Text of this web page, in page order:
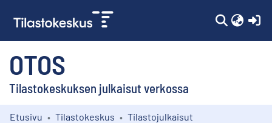
OTOS
Tilastokeskuksen julkaisut verkossa
Etusivu Tilastokeskus
Tilastojulkaisut